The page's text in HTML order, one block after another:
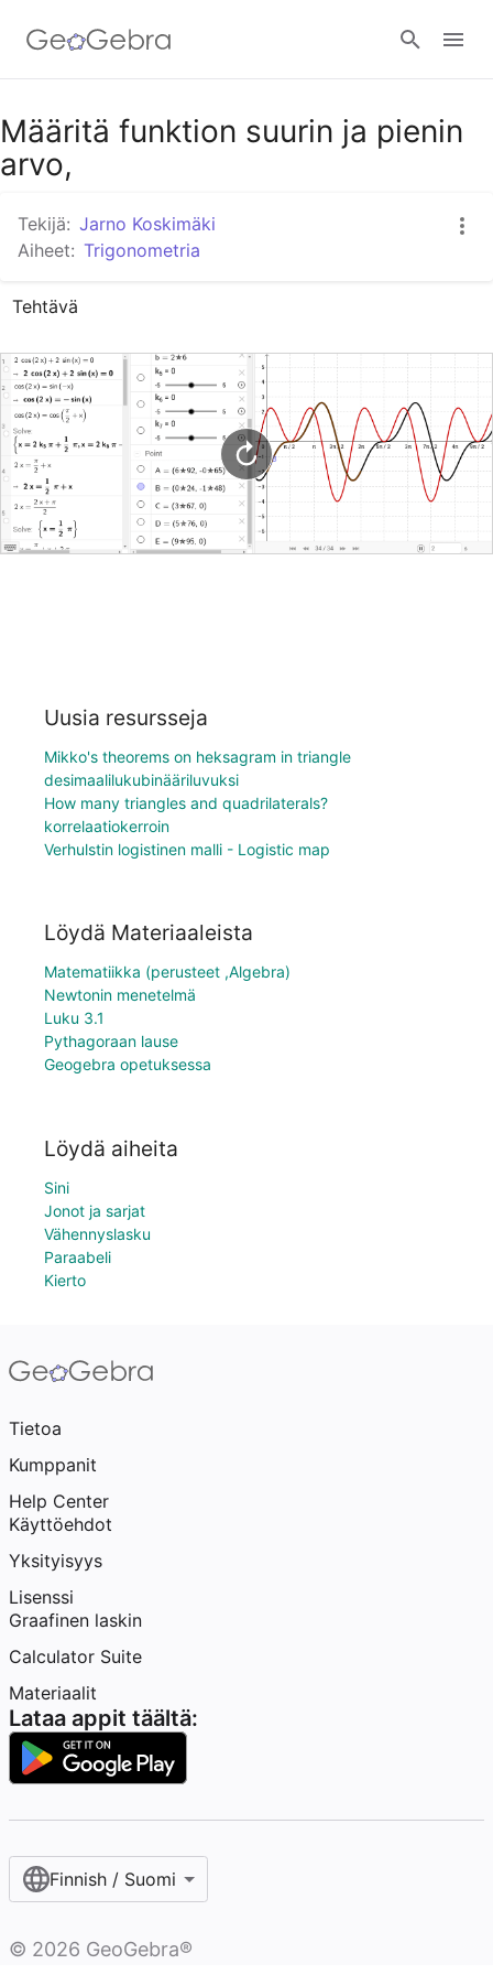
Google Classroom
Määritä funktion suurin ja pienin
arvo,
Tekijä: Jarno Koskimäki
Aiheet: Trigonometria
Tehtävä
Uusia resursseja
Mikko's theorems on heksagram in triangle
desimaalilukubinääriluvuksi
How many triangles and quadrilaterals?
korrelaatiokerroin
Verhulstin logistinen malli - Logistic map
Löydä Materiaaleista
Matematiikka (perusteet ,Algebra)
Newtonin menetelmä
Luku 3.1
Pythagoraan lause
Geogebra opetuksessa
Löydä aiheita
Sini
Jonot ja sarjat
Vähennyslasku
Paraabeli
Kierto
Tietoa
Kumppanit
Help Center
Käyttöehdot
Yksityisyys
Lisenssi
Graafinen laskin
Calculator Suite
Materiaalit
Lataa appit täältä:
Finnish / Suomi‎
© 2026 GeoGebra®